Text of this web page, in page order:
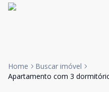
Home
Buscar imóvel
Apartamento com 3